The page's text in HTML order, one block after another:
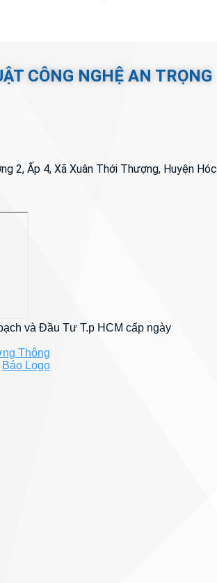
CÔNG NGHỆ AN TRỌNG
2, Ấp 4, Xã Xuân Thới Thượng, Huyện Hóc
và Đầu Tư T.p HCM cấp ngày